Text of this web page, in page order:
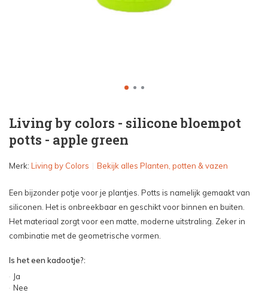
Living by colors - silicone bloempot
potts - apple green
Merk: Living by Colors Bekijk alles Planten, potten & vazen
Een bijzonder potje voor je plantjes. Potts is namelijk gemaakt van
siliconen. Het is onbreekbaar en geschikt voor binnen en buiten.
Het materiaal zorgt voor een matte, moderne uitstraling. Zeker in
combinatie met de geometrische vormen.
Is het een kadootje?:
Ja
Nee